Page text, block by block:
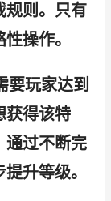
规则。只有
操作。
要玩家达到
获得该特
通过不断完
升等级。